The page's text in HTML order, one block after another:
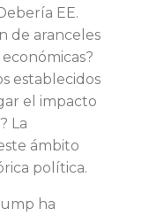
EE.
de aranceles
establecidos
el impacto
La
ámbito
política.
ha